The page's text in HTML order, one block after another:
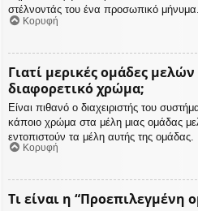
στέλνοντάς του ένα προσωπικό μήνυμα.
Κορυφή
Γιατί μερικές ομάδες
διαφορετικό χρώμα;
Είναι πιθανό ο διαχειριστής του
κάποιο χρώμα στα μέλη μιας ομάδας
εντοπιστούν τα μέλη αυτής της ομάδας.
Κορυφή
Τι είναι η “Προεπιλεγμένη